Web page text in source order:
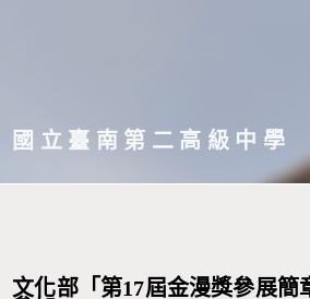
主國立臺南第二高級中學
文化部「第17屆金漫獎參展簡